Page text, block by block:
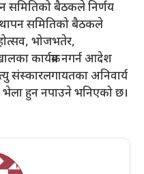
समितिको बैठकले निर्णय
समितिको बैठकले
भोजभतेर,
कार्यक्रम नगर्न आदेश
संस्कारलगायतका अनिवार्य
भेला हुन नपाउने भनिएको छ।